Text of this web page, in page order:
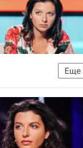
Еще